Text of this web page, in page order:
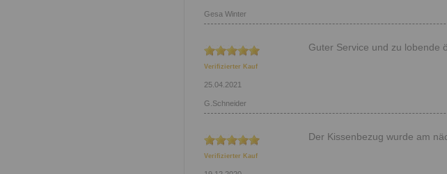
Gesa Winter
Verifizierter Kauf
G.Schneider
25.04.2021
Guter Service und zu lobende
Verifizierter Kauf
Der Kissenbezug wurde am